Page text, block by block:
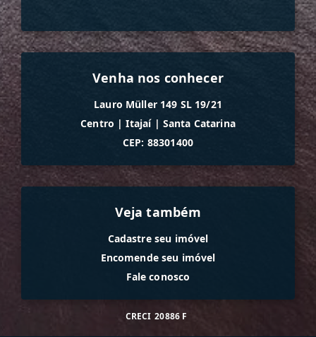
Venha nos conhecer
Lauro Müller 149 SL 19/21
Centro | Itajaí | Santa Catarina
CEP: 88301400
Veja também
Cadastre seu imóvel
Encomende seu imóvel
Fale conosco
CRECI 20886 F